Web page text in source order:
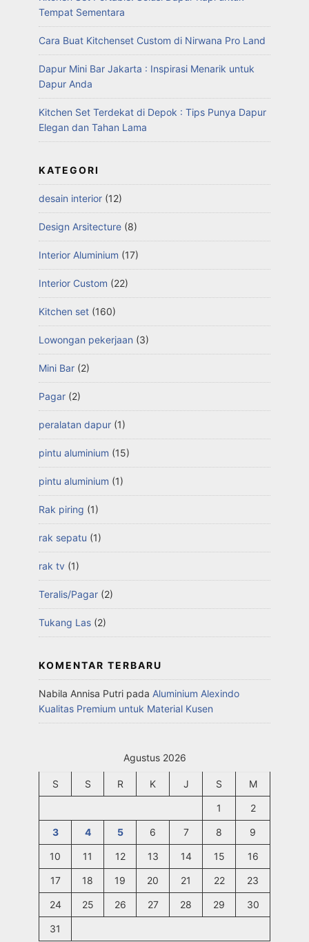
Tempat Sementara
Cara Buat Kitchenset Custom di Nirwana Pro Land
Dapur Mini Bar Jakarta : Inspirasi Menarik untuk
Dapur Anda
Kitchen Set Terdekat di Depok : Tips Punya Dapur
Elegan dan Tahan Lama
KATEGORI
desain interior (12)
Design Arsitecture (8)
Interior Aluminium (17)
Interior Custom (22)
Kitchen set (160)
Lowongan pekerjaan (3)
Mini Bar (2)
Pagar (2)
peralatan dapur (1)
pintu aluminium (15)
pintu aluminium (1)
Rak piring (1)
rak sepatu (1)
rak tv (1)
Teralis/Pagar (2)
Tukang Las (2)
KOMENTAR TERBARU
Nabila Annisa Putri pada Aluminium Alexindo
Kualitas Premium untuk Material Kusen
Agustus 2026
S S R K J S M
1 2
3 4 5 6 7 8 9
10 11 12 13 14 15 16
17 18 19 20 21 22 23
24 25 26 27 28 29 30
31